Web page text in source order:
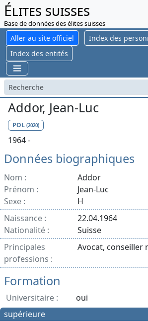
Élites suisses
Base de données des élites suisses
Aller au site officiel
Index des
Index des entités
Addor, Jean-Luc
POL (2020)
1964 -
Données biographiques
Nom :
Addor
Prénom :
Jean-Luc
Sexe :
H
Naissance :
22.04.1964
Nationalité :
Suisse
Principales
professions :
Avocat, conseiller
Formation
Universitaire :
oui
supérieure